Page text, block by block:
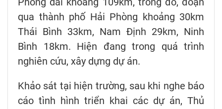
qua thành phố Hải Phòng khoảng 30km
Thái Bình 33km, Nam Định 29km, Ninh
Bình 18km. Hiện đang trong quá trình
nghiên cứu, xây dựng dự án.
Khảo sát tại hiện trường, sau khi nghe báo
cáo tình hình triển khai các dự án, Thủ